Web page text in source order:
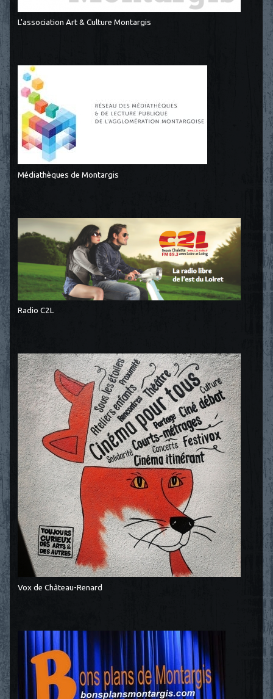
L'association Art & Culture Montargis
Médiathèques de Montargis
Radio C2L
Vox de Château-Renard